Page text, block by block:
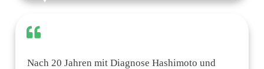
Nach 20 Jahren mit Diagnose Hashimoto und